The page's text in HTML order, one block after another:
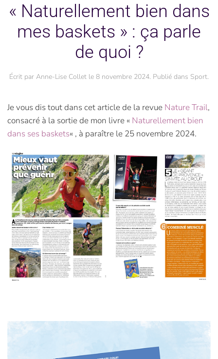
« Naturellement bien dans
mes baskets » : ça parle
de quoi ?
Écrit par Anne-Lise Collet le 8 novembre 2024. Publié dans Sport.
Je vous dis tout dans cet article de la revue Nature Trail,
consacré à la sortie de mon livre « Naturellement bien
dans ses baskets« , à paraître le 25 novembre 2024.